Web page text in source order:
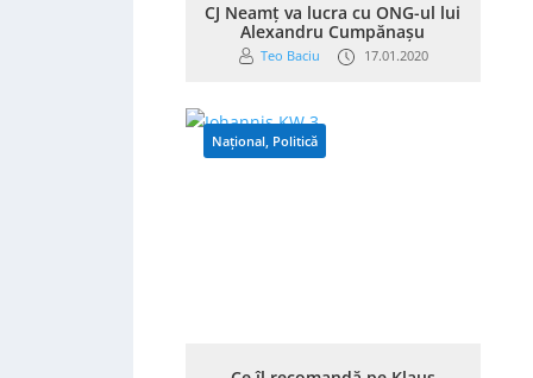
CJ Neamț va lucra cu ONG-ul lui
Alexandru Cumpănașu
Teo Baciu 17.01.2020
Național, Politică